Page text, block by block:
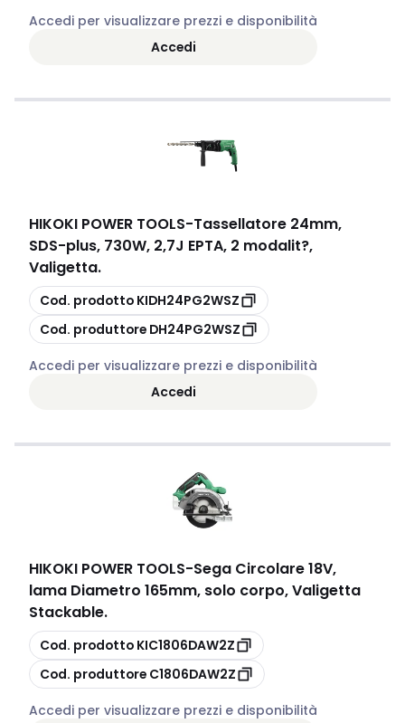
Accedi per visualizzare prezzi e disponibilità
Accedi
HIKOKI POWER TOOLS-Tassellatore 24mm,
SDS-plus, 730W, 2,7J EPTA, 2 modalit?,
Valigetta.
copia
Cod. prodotto KIDH24PG2WSZ
copia
Cod. produttore DH24PG2WSZ
Accedi per visualizzare prezzi e disponibilità
Accedi
HIKOKI POWER TOOLS-Sega Circolare 18V,
lama Diametro 165mm, solo corpo, Valigetta
Stackable.
copia
Cod. prodotto KIC1806DAW2Z
copia
Cod. produttore C1806DAW2Z
Accedi per visualizzare prezzi e disponibilità